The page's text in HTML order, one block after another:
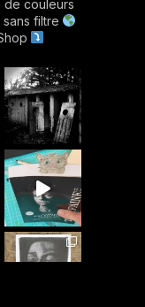
de couleurs
filtre